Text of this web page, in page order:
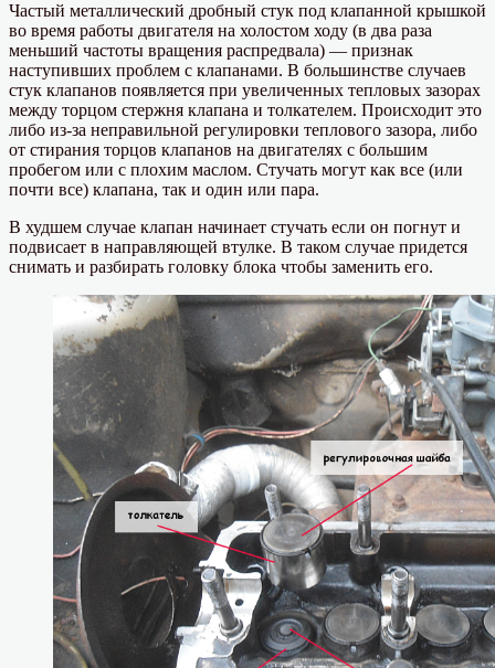
Частый металлический дробный стук под клапанной крышкой
во время работы двигателя на холостом ходу (в два раза
меньший частоты вращения распредвала) — признак
наступивших проблем с клапанами. В большинстве случаев
стук клапанов появляется при увеличенных тепловых зазорах
между торцом стержня клапана и толкателем. Происходит это
либо из-за неправильной регулировки теплового зазора, либо
от стирания торцов клапанов на двигателях с большим
пробегом или с плохим маслом. Стучать могут как все (или
почти все) клапана, так и один или пара.
В худшем случае клапан начинает стучать если он погнут и
подвисает в направляющей втулке. В таком случае придется
снимать и разбирать головку блока чтобы заменить его.